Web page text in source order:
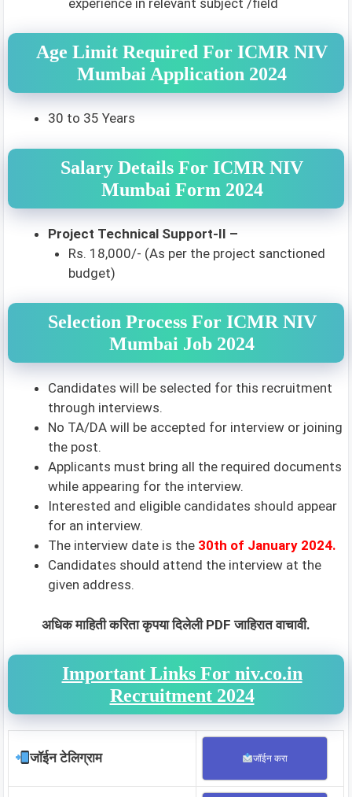
Age Limit Required For ICMR NIV
Mumbai Application 2024
30 to 35 Years
Salary Details For ICMR NIV
Mumbai Form 2024
Project Technical Support-II –
Rs. 18,000/- (As per the project sanctioned
budget)
Selection Process For ICMR NIV
Mumbai Job 2024
Candidates will be selected for this recruitment
through interviews.
No TA/DA will be accepted for interview or joining
the post.
Applicants must bring all the required documents
while appearing for the interview.
Interested and eligible candidates should appear
for an interview.
The interview date is the 30th of January 2024.
Candidates should attend the interview at the
given address.
अधिक माहिती करिता कृपया दिलेली PDF जाहिरात वाचावी.
Important Links For niv.co.in
Recruitment 2024
जॉईन टेलिग्राम जॉईन करा